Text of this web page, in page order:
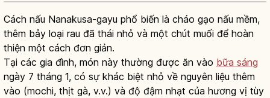
Cách nấu Nanakusa-gayu phổ biến là cháo gạo nấu mềm,
thêm bảy loại rau đã thái nhỏ và một chút muối để hoàn
thiện một cách đơn giản.
Tại các gia đình, món này thường được ăn vào bữa sáng
ngày 7 tháng 1, có sự khác biệt nhỏ về nguyên liệu thêm
vào (mochi, thịt gà, v.v.) và độ đậm nhạt của hương vị tùy